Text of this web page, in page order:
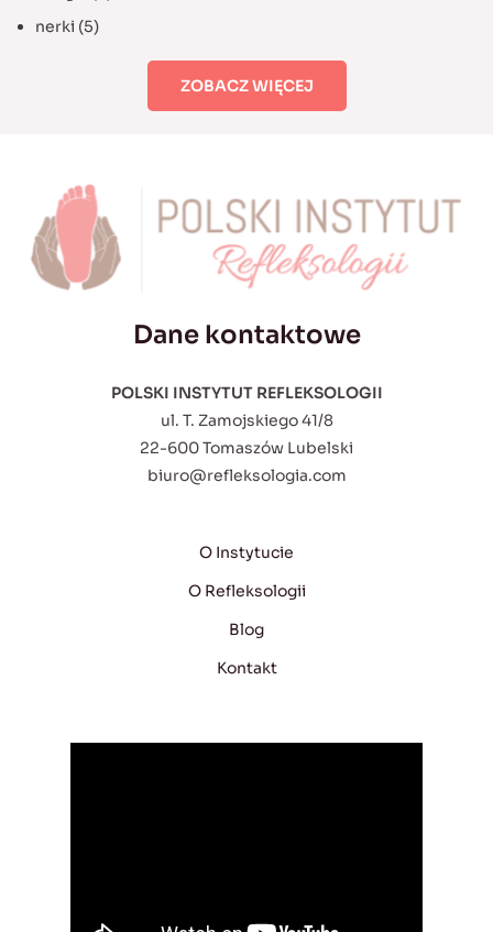
nerki (5)
ZOBACZ WIĘCEJ
Dane kontaktowe
POLSKI INSTYTUT REFLEKSOLOGII
ul. T. Zamojskiego 41/8
22-600 Tomaszów Lubelski
biuro@refleksologia.com
O Instytucie
O Refleksologii
Blog
Kontakt